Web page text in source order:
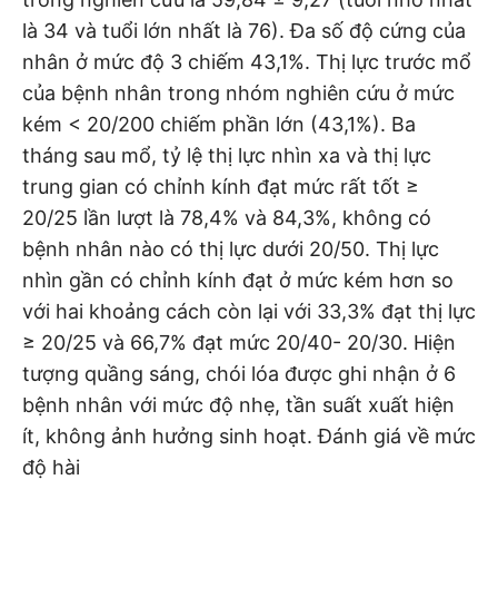
là 34 và tuổi lớn nhất là 76). Đa số độ cứng của
nhân ở mức độ 3 chiếm 43,1%. Thị lực trước mổ
của bệnh nhân trong nhóm nghiên cứu ở mức
kém < 20/200 chiếm phần lớn (43,1%). Ba
tháng sau mổ, tỷ lệ thị lực nhìn xa và thị lực
trung gian có chỉnh kính đạt mức rất tốt ≥
20/25 lần lượt là 78,4% và 84,3%, không có
bệnh nhân nào có thị lực dưới 20/50. Thị lực
nhìn gần có chỉnh kính đạt ở mức kém hơn so
với hai khoảng cách còn lại với 33,3% đạt thị lực
≥ 20/25 và 66,7% đạt mức 20/40- 20/30. Hiện
tượng quầng sáng, chói lóa được ghi nhận ở 6
bệnh nhân với mức độ nhẹ, tần suất xuất hiện
ít, không ảnh hưởng sinh hoạt. Đánh giá về mức
độ hài